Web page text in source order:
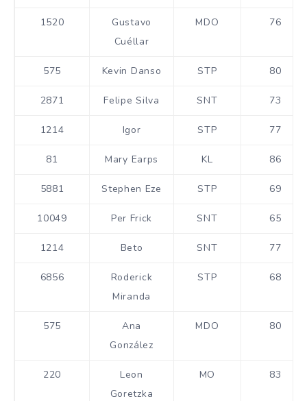
1520
Gustavo
Cuéllar
MDO 76
575 Kevin Danso STP 80
2871 Felipe Silva SNT 73
1214 Igor STP 77
81 Mary Earps KL 86
5881 Stephen Eze STP 69
10049 Per Frick SNT 65
1214 Beto SNT 77
6856
Roderick
Miranda
STP 68
575
Ana
González
MDO 80
220
Leon
Goretzka
MO 83